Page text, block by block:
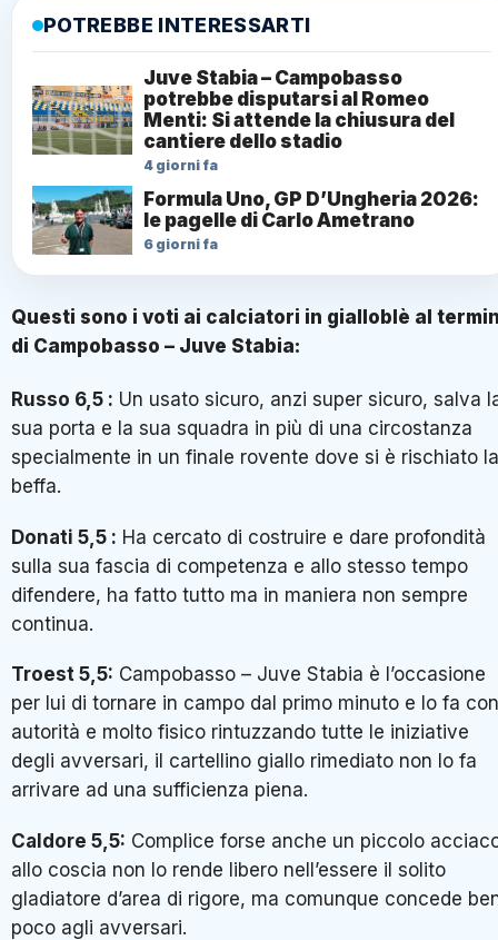
POTREBBE INTERESSARTI
Juve Stabia – Campobasso
potrebbe disputarsi al Romeo
Menti: Si attende la chiusura del
cantiere dello stadio
4 giorni fa
Formula Uno, GP D’Ungheria 2026:
le pagelle di Carlo Ametrano
6 giorni fa
Questi sono i voti ai calciatori in gialloblè al
di Campobasso – Juve Stabia:
Russo 6,5 : Un usato sicuro, anzi super sicuro, salva
sua porta e la sua squadra in più di una circostanza
specialmente in un finale rovente dove si è rischiato la
beffa.
Donati 5,5 : Ha cercato di costruire e dare profondità
sulla sua fascia di competenza e allo stesso tempo
difendere, ha fatto tutto ma in maniera non sempre
continua.
Troest 5,5: Campobasso – Juve Stabia è l’occasione
per lui di tornare in campo dal primo minuto e lo fa con
autorità e molto fisico rintuzzando tutte le iniziative
degli avversari, il cartellino giallo rimediato non lo fa
arrivare ad una sufficienza piena.
Caldore 5,5: Complice forse anche un piccolo
allo coscia non lo rende libero nell’essere il solito
gladiatore d’area di rigore, ma comunque concede
poco agli avversari.